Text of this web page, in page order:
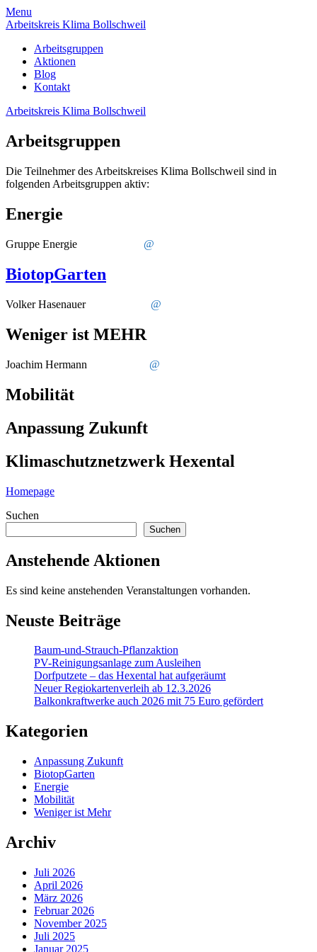
Skip
to
Menu
Arbeitskreis Klima Bollschweil
Arbeitsgruppen
Aktionen
Blog
Kontakt
Arbeitskreis Klima Bollschweil
Arbeitsgruppen
Die Teilnehmer des Arbeitskreises Klima Bollschweil sind in
folgenden Arbeitsgruppen aktiv:
Energie
Gruppe Energie @
BiotopGarten
Volker Hasenauer @
Weniger ist MEHR
Joachim Hermann @
Mobilität
Anpassung Zukunft
Klimaschutznetzwerk Hexental
Homepage
Suchen
Suchen
Anstehende Aktionen
Es sind keine anstehenden Veranstaltungen vorhanden.
Neuste Beiträge
Baum-und-Strauch-Pflanzaktion
PV-Reinigungsanlage zum Ausleihen
Dorfputzete – das Hexental hat aufgeräumt
Neuer Regiokartenverleih ab 12.3.2026
Balkonkraftwerke auch 2026 mit 75 Euro gefördert
Kategorien
Anpassung Zukunft
BiotopGarten
Energie
Mobilität
Weniger ist Mehr
Archiv
Juli 2026
April 2026
März 2026
Februar 2026
November 2025
Juli 2025
Januar 2025